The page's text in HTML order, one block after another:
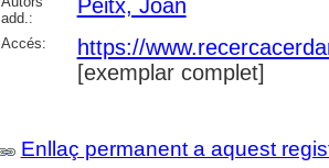
add.:
Peitx, Joan
Accés:
https://
[exemplar complet]
Enllaç permanent a aquest